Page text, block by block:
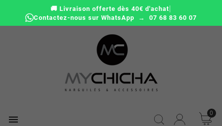
🚚 Livraison offerte dès 40€ d'achat|
Contactez-nous sur WhatsApp → 07 68 83 60 07

0